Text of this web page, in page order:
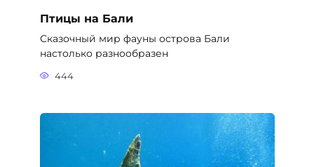
Птицы на Бали
Сказочный мир фауны острова Бали
настолько разнообразен
444